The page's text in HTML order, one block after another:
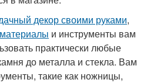
декор своими руками,
и инструменты вам
практически любые
до металла и стекла. Вам
такие как ножницы,